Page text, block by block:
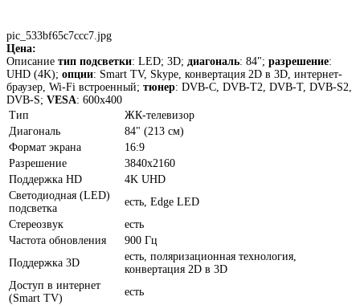
pic_533bf65c7ccc7.jpg
Цена:
Описание тип подсветки: LED; 3D; диагональ: 84"; разрешение:
UHD (4K); опции: Smart TV, Skype, конвертация 2D в 3D, интернет-
браузер, Wi-Fi встроенный; тюнер: DVB-C, DVB-T2, DVB-T, DVB-S2,
DVB-S; VESA: 600x400
Тип
ЖК-телевизор
Диагональ
84" (213 см)
Формат экрана
16:9
Разрешение
3840x2160
Поддержка HD
4K UHD
Светодиодная (LED)
подсветка
есть, Edge LED
Стереозвук
есть
Частота обновления
900 Гц
Поддержка 3D
есть, поляризационная технология,
конвертация 2D в 3D
Доступ в интернет
(Smart TV)
есть